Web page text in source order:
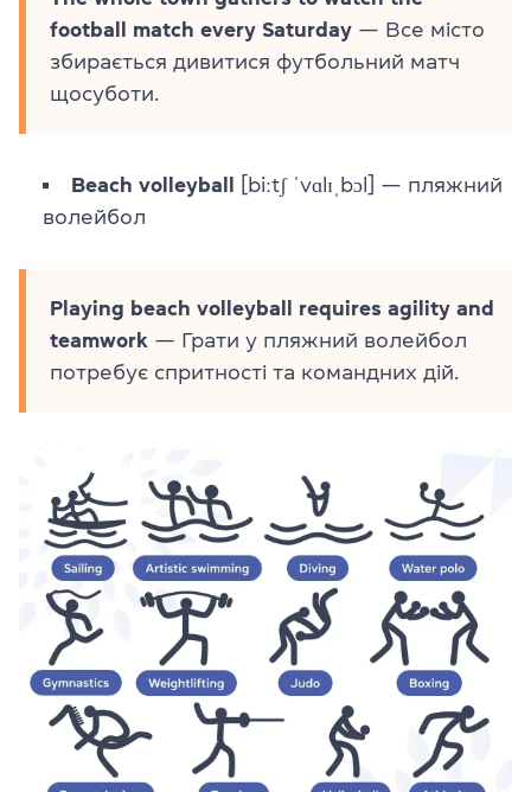
football match every Saturday — Все місто
збирається дивитися футбольний матч
щосуботи.
Beach volleyball
[biːtʃ ˈvɑlɪˌbɔl] — пляжний
волейбол
Playing beach volleyball requires agility and
teamwork — Грати у пляжний волейбол
потребує спритності та командних дій.